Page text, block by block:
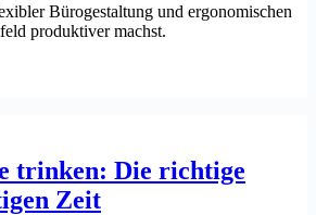
Bürogestaltung und ergonomischen
produktiver machst.
trinken: Die richtige
Zeit